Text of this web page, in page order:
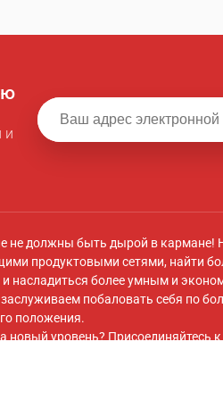
и
не должны быть дырой в кармане!
продуктовыми сетями, найти
насладиться более умным и
побаловать себя по
положения.
новый уровень? Присоединяйтесь